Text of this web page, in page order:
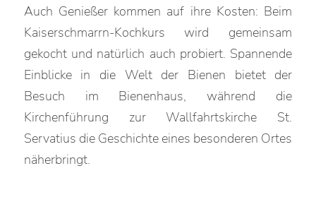
Auch Genießer kommen auf ihre Kosten: Beim
Kaiserschmarrn-Kochkurs wird gemeinsam
gekocht und natürlich auch probiert. Spannende
Einblicke in die Welt der Bienen bietet der
Besuch im Bienenhaus, während die
Kirchenführung zur Wallfahrtskirche St.
Servatius die Geschichte eines besonderen Ortes
näherbringt.